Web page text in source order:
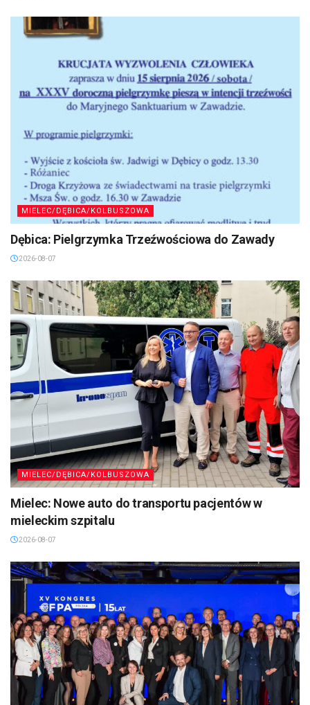
MIELEC/DĘBICA/KOLBUSZOWA
Dębica: Pielgrzymka Trzeźwościowa do Zawady
2026-08-07
MIELEC/DĘBICA/KOLBUSZOWA
Mielec: Nowe auto do transportu pacjentów w
mieleckim szpitalu
2026-08-07